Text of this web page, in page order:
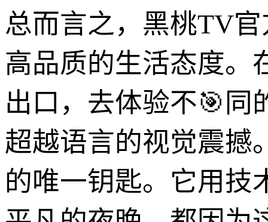
总而言之，黑桃TV
高品质的生活态度。
出口，去体验不🎯同
超越语言的视觉震撼
的唯一钥匙。它用技